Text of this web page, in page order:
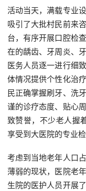
活动当天，满载专业
吸引了大批村民前来
台，有序开展口腔检
在的龋齿、牙周炎、
医务人员逐一进行细
体情况提供个性化治
民正确掌握刷牙、洗
谨的诊疗态度、贴心
致赞誉，不少老人握
享受到大医院的专业
考虑到当地老年人口
薄弱的现状，医院老
生院的医护人员开展